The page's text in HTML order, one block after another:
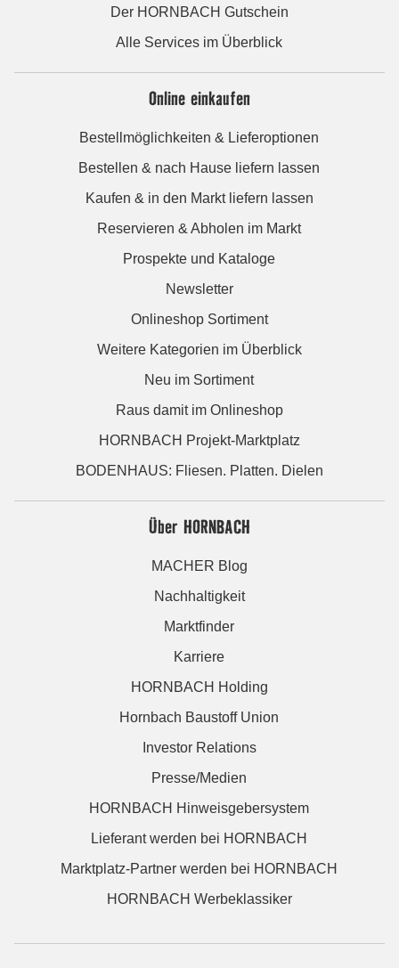
Der HORNBACH Gutschein
Alle Services im Überblick
Online einkaufen
Bestellmöglichkeiten & Lieferoptionen
Bestellen & nach Hause liefern lassen
Kaufen & in den Markt liefern lassen
Reservieren & Abholen im Markt
Prospekte und Kataloge
Newsletter
Onlineshop Sortiment
Weitere Kategorien im Überblick
Neu im Sortiment
Raus damit im Onlineshop
HORNBACH Projekt-Marktplatz
BODENHAUS: Fliesen. Platten. Dielen
Über HORNBACH
MACHER Blog
Nachhaltigkeit
Marktfinder
Karriere
HORNBACH Holding
Hornbach Baustoff Union
Investor Relations
Presse/Medien
HORNBACH Hinweisgebersystem
Lieferant werden bei HORNBACH
Marktplatz-Partner werden bei HORNBACH
HORNBACH Werbeklassiker